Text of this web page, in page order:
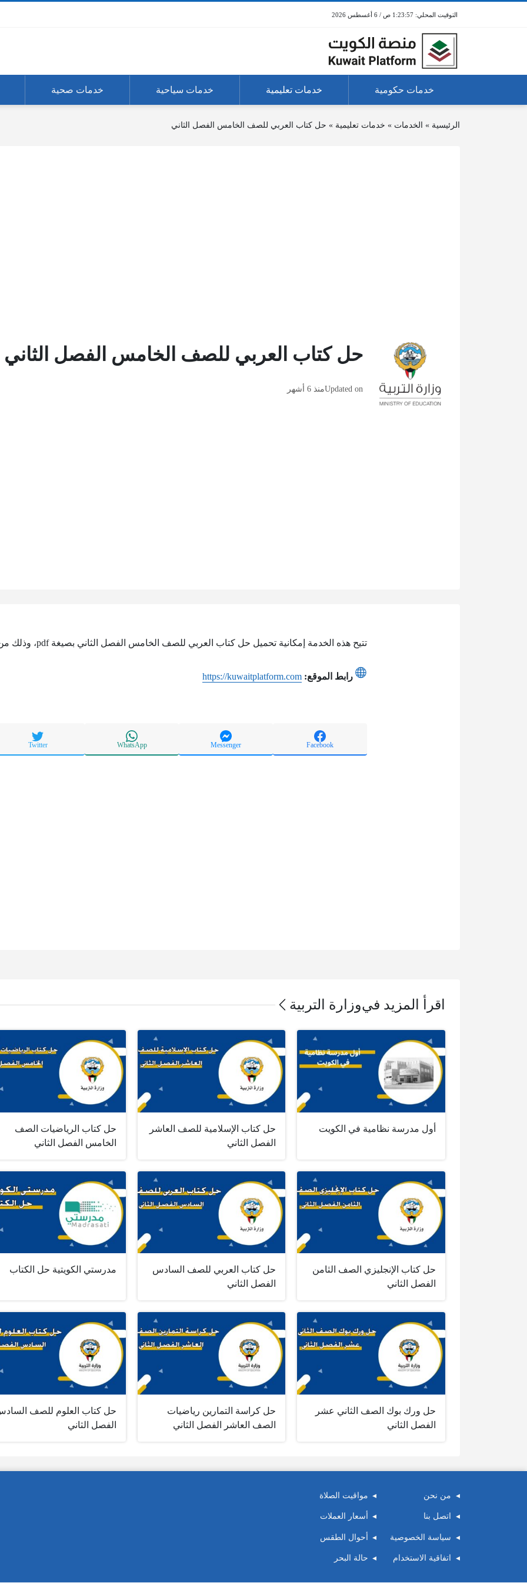
1:23:57 ص / 6 أغسطس 2026
خدمات حكومية خدمات تعليمية خدمات سياحية خدمات صحية
الرئيسية » الخدمات » خدمات تعليمية » حل كتاب العربي للصف الخامس الفصل الثاني
حل كتاب العربي للصف الخامس الفصل الثاني
Updated onمنذ 6 أشهر
تتيح هذه الخدمة إمكانية تحميل حل كتاب العربي للصف الخامس الفصل الثاني بصيغة pdf، وذلك من خلال الرابط التالي:
رابط الموقع: https://kuwaitplatform.com
Facebook
Messenger
WhatsApp
Twitter
اقرأ المزيد فيوزارة التربية
أول مدرسة نظامية في الكويت
حل كتاب الإسلامية للصف العاشر
الفصل الثاني
حل كتاب الرياضيات الصف
الخامس الفصل الثاني
حل كتاب الإنجليزي الصف الثامن
الفصل الثاني
حل كتاب العربي للصف السادس
الفصل الثاني
مدرستي الكويتية حل الكتاب
حل ورك بوك الصف الثاني عشر
الفصل الثاني
حل كراسة التمارين رياضيات
الصف العاشر الفصل الثاني
حل كتاب العلوم للصف
الفصل الثاني
من نحن
اتصل بنا
سياسة الخصوصية
اتفاقية الاستخدام
مواقيت الصلاة
أسعار العملات
أحوال الطقس
حالة البحر